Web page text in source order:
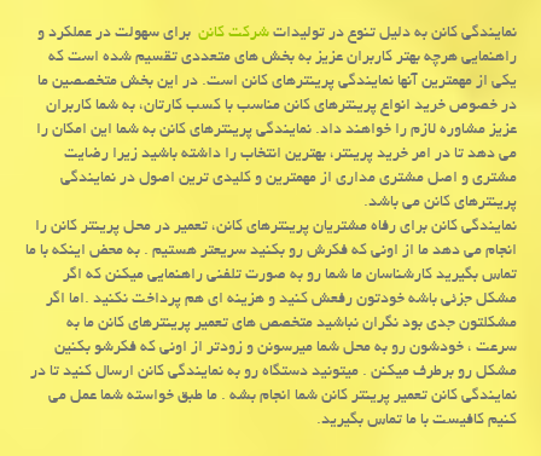
نمایندگی کانن به دلیل تنوع در تولیداتشرکت کاننبرای سهولت در عملکرد و
راهنمایی هرچه بهتر کاربران عزیز به بخش های متعددی تقسیم شده است که
یکی از مهمترین آنها نمایندگی پرینترهای کانن است. در این بخش متخصصین ما
در خصوص خرید انواع پرینترهای کانن مناسب با کسب کارتان، به شما کاربران
عزیز مشاوره لازم را خواهند داد. نمایندگی پرینترهای کانن به شما این امکان را
می دهد تا در امر خرید پرینتر، بهترین انتخاب را داشته باشید زیرا رضایت
مشتری و اصل مشتری مداری از مهمترین و کلیدی ترین اصول در نمایندگی
پرینترهای کانن می باشد.
نمایندگی کانن برای رفاه مشتریان پرینترهای کانن، تعمیر در محل پرینتر کانن را
انجام می دهد ما از اونی که فکرش رو بکنید سریعتر هستیم . به محض اینکه با ما
تماس بگیرید کارشناسان ما شما رو به صورت تلفنی راهنمایی میکنن که اگر
مشکل جزئی باشه خودتون رفعش کنید و هزینه ای هم پرداخت نکنید .اما اگر
مشکلتون جدی بود نگران نباشید متخصص های تعمیر پرینترهای کانن ما به
سرعت ، خودشون رو به محل شما میرسونن و زودتر از اونی که فکرشو بکنین
مشکل رو برطرف میکنن . میتونید دستگاه رو به نمایندگی کانن ارسال کنید تا در
نمایندگی کانن تعمیر پرینتر کانن شما انجام بشه . ما طبق خواسته شما عمل می
کنیم کافیست با ما تماس بگیرید.